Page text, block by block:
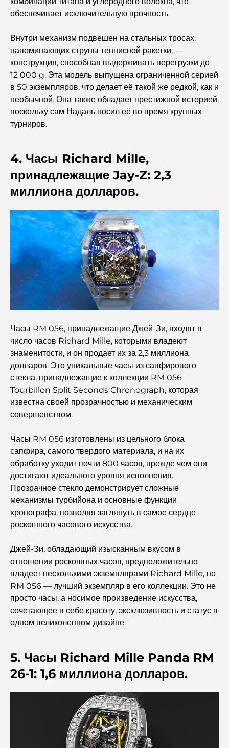
Лучшие стейк-рестораны Дубая: путеводитель для
Лучшие банки Дубая для экспатов: полное руководство
по банковским услугам
Самая дорогая страна в мире: глобальный рейтинг
лучшие варианты для занятий спортом в городе и его
окрестностях.
Лучшие торговые центры Дубая для шопинга и
развлечений.
Чем заняться в DIFC: исследуйте самый динамичный
район Дубая.
Кредитные карты в ОАЭ: полное руководство по
разумным тратам
Больница в DIFC: Медицинское обслуживание
мирового класса в Дубае.
Фитнес-центры в DIFC: где фитнес сочетается с
деловым образом жизни.
Самый редкий автомобиль в мире: автомобильные
легенды, неподвластные цене.
Торговые платформы в ОАЭ: руководство для
современных инвесторов
Семейный пляжный клуб Дубай: где веселье
сочетается с отдыхом.
Лучшие школы с программой IB в Дубае: полное
руководство для родителей
Генеральный план развития района Dubai Hills:
концепция современной жизни в жилом комплексе.
Ресторан «Дубайская опера»: место, где изысканная
кухня встречается с культурой.
Самые дорогие бренды костюмов, определяющие
понятие роскошного пошива.
Рестораны на пляже J1: новое роскошное место для
Самые дорогие часы Rolex, когда-либо проданные.
Детский сад в районе Dubai Hills: руководство для
Лучшие кафе в центре Дубая: полный путеводитель
обеспечивает исключительную прочность.
Внутри механизм подвешен на стальных тросах,
напоминающих струны теннисной ракетки, —
конструкция, способная выдерживать перегрузки до
12 000 g. Эта модель выпущена ограниченной серией
в 50 экземпляров, что делает её такой же редкой, как и
необычной. Она также обладает престижной историей,
поскольку сам Надаль носил её во время крупных
турниров.
4. Часы Richard Mille,
принадлежащие Jay-Z: 2,3
миллиона долларов.
Часы RM 056, принадлежащие Джей-Зи, входят в
число часов Richard Mille, которыми владеют
знаменитости, и он продает их за 2,3 миллиона
долларов. Это уникальные часы из сапфирового
стекла, принадлежащие к коллекции RM 056
Tourbillon Split Seconds Chronograph, которая
известна своей прозрачностью и механическим
совершенством.
Часы RM 056 изготовлены из цельного блока
сапфира, самого твердого материала, и на их
обработку уходит почти 800 часов, прежде чем они
достигают идеального уровня исполнения.
Прозрачное стекло демонстрирует сложные
механизмы турбийона и основные функции
хронографа, позволяя заглянуть в самое сердце
роскошного часового искусства.
Джей-Зи, обладающий изысканным вкусом в
отношении роскошных часов, предположительно
владеет несколькими экземплярами Richard Mille, но
RM 056 — лучший экземпляр в его коллекции. Это не
просто часы, а носимое произведение искусства,
сочетающее в себе красоту, эксклюзивность и статус в
одном великолепном дизайне.
5. Часы Richard Mille Panda RM
26-1: 1,6 миллиона долларов.